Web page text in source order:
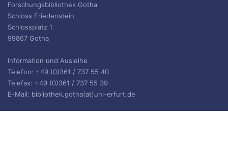
Forschungsbibliothek Gotha
Schloss Friedenstein
Schlossplatz 1
99867 Gotha
Information und Ausleihe
Telefon: +49 (0)361 / 737 55 40
Telefax: +49 (0)361 / 737 55 39
E-Mail: bibliothek.gotha(at)uni-erfurt.de